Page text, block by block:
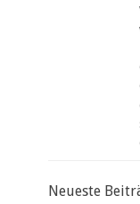
Neueste